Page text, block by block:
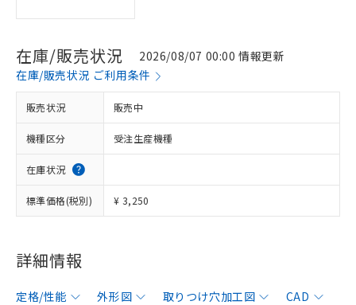
在庫/販売状況
2026/08/07 00:00 情報更新
在庫/販売状況 ご利用条件
販売状況 販売中
機種区分 受注生産機種
在庫状況
標準価格(税別) ¥ 3,250
詳細情報
定格/性能 外形図 取りつけ穴加工図
CAD